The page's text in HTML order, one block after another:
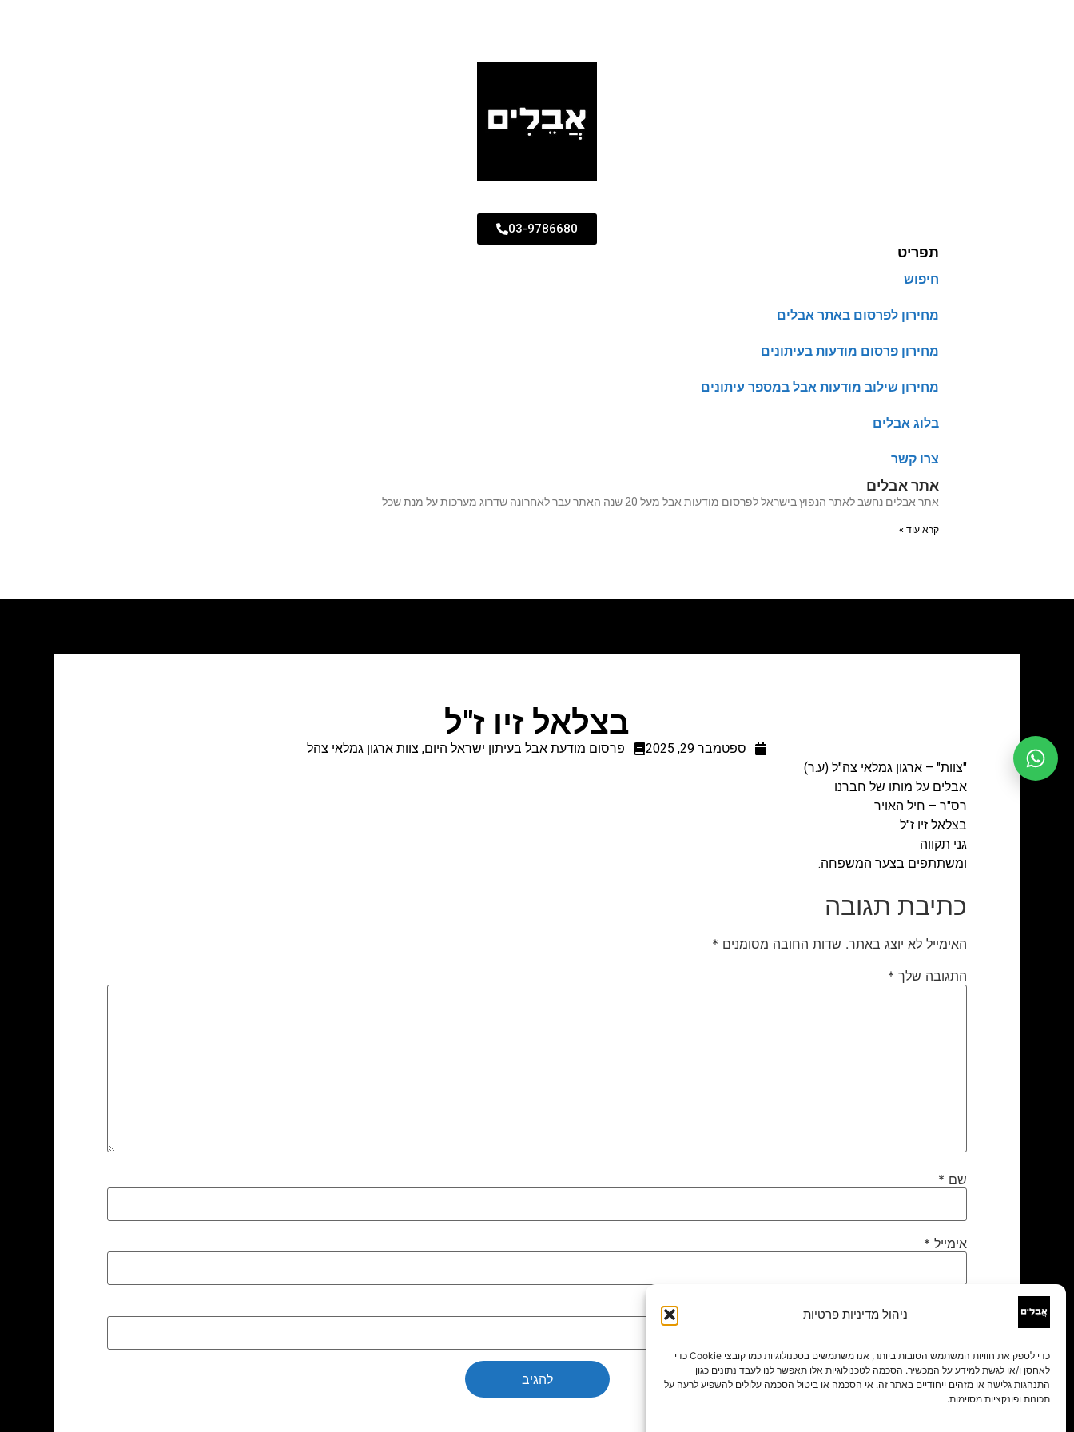
ניהול מדיניות פרטיות
כדי לספק את חוויות המשתמש הטובות ביותר, אנו משתמשים בטכנולוגיות כמו קובצי Cookie כדי
לאחסן ו/או לגשת למידע על המכשיר. הסכמה לטכנולוגיות אלו תאפשר לנו לעבד נתונים כגון
התנהגות גלישה או מזהים ייחודיים באתר זה. אי הסכמה או ביטול הסכמה עלולים להשפיע לרעה על
תכונות ופונקציות מסוימות.
03-9786680
תפריט
חיפוש
מחירון לפרסום באתר אבלים
מחירון פרסום מודעות בעיתונים
מחירון שילוב מודעות אבל במספר עיתונים
בלוג אבלים
צרו קשר
אתר אבלים
אתר אבלים נחשב לאתר הנפוץ בישראל לפרסום מודעות אבל מעל 20 שנה האתר עבר לאחרונה שדרוג מערכות על מנת שכל
קרא עוד »
בצלאל זיו ז"ל
ספטמבר 29, 2025 פרסום מודעת אבל בעיתון ישראל היום, צוות ארגון גמלאי צהל
"צוות" – ארגון גמלאי צה"ל (ע.ר)
אבלים על מותו של חברנו
רס"ר – חיל האויר
בצלאל זיו ז"ל
גני תקווה
ומשתתפים בצער המשפחה.
כתיבת תגובה
האימייל לא יוצג באתר. שדות החובה מסומנים *
התגובה שלך *
שם *
אימייל *